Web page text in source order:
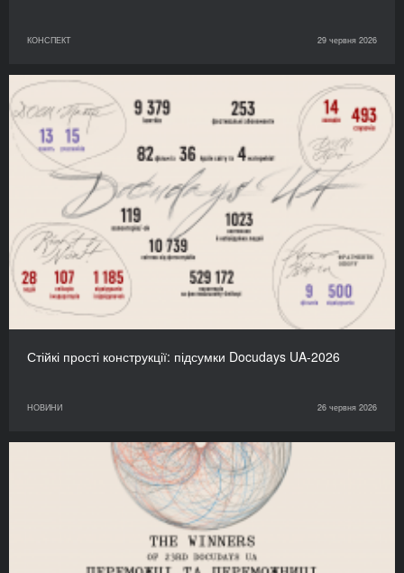
КОНСПЕКТ 29 червня 2026
Стійкі прості конструкції: підсумки Docudays UA-2026
НОВИНИ 26 червня 2026